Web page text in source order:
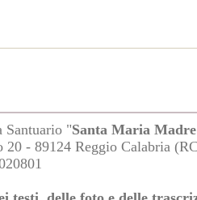
"Santa Maria
20 - 89124 Reggio Calabria